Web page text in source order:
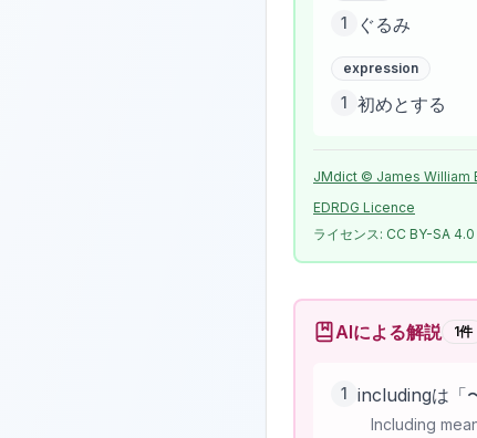
1 ぐるみ
expression
1 初めとする
JMdict © James William
EDRDG Licence
ライセンス: CC BY-SA 4.0
AIによる解説 1件
1 includingは「
Including